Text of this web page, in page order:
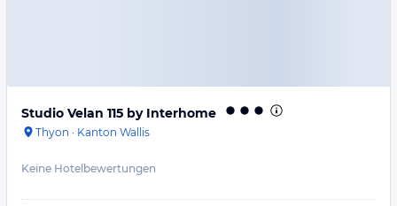
Studio Velan 115 by Interhome
Thyon · Kanton Wallis
Keine Hotelbewertungen